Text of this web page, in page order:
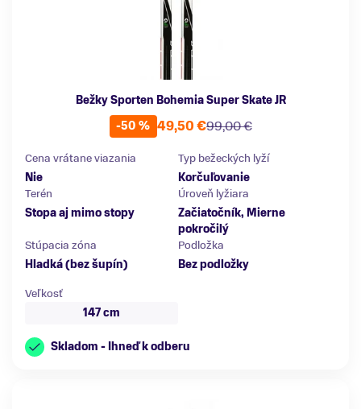
Bežky Sporten Bohemia Super Skate JR
-50 %
99,00 €
49,50 €
Cena vrátane viazania
Nie
Typ bežeckých lyží
Korčuľovanie
Terén
Stopa aj mimo stopy
Úroveň lyžiara
Začiatočník, Mierne
pokročilý
Stúpacia zóna
Hladká (bez šupín)
Podložka
Bez podložky
Veľkosť
147 cm
Skladom - Ihneď k odberu